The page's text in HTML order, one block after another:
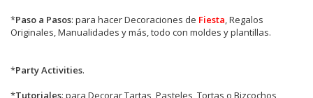
*Paso a Pasos: para hacer Decoraciones de Fiesta, Regalos
Originales, Manualidades y más, todo con moldes y plantillas.
*Party Activities.
*Tutoriales: para Decorar Tartas, Pasteles, Tortas o Bizcochos,